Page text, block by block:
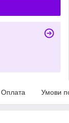
Оплата Умови